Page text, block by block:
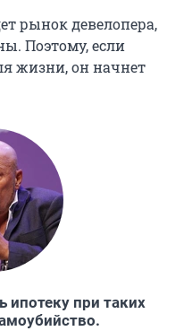
рынок девелопера,
Поэтому, если
жизни, он начнет
ипотеку при таких